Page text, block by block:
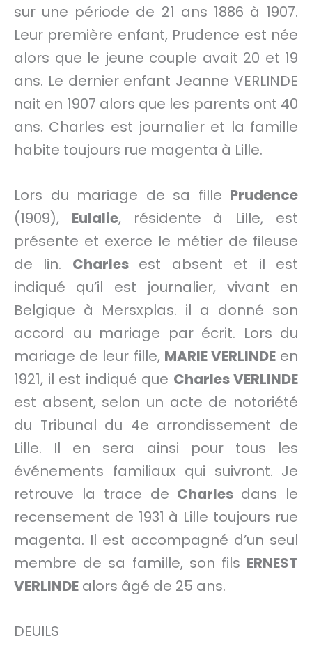
sur une période de 21 ans 1886 à 1907.
Leur première enfant, Prudence est née
alors que le jeune couple avait 20 et 19
ans. Le dernier enfant Jeanne VERLINDE
nait en 1907 alors que les parents ont 40
ans. Charles est journalier et la famille
habite toujours rue magenta à Lille.
Lors du mariage de sa fille Prudence
(1909), Eulalie, résidente à Lille, est
présente et exerce le métier de fileuse
de lin. Charles est absent et il est
indiqué qu’il est journalier, vivant en
Belgique à Mersxplas. il a donné son
accord au mariage par écrit. Lors du
mariage de leur fille, MARIE VERLINDEen
1921, il est indiqué que Charles VERLINDE
est absent, selon un acte de notoriété
du Tribunal du 4e arrondissement de
Lille. Il en sera ainsi pour tous les
événements familiaux qui suivront. Je
retrouve la trace de Charles dans le
recensement de 1931 à Lille toujours rue
magenta. Il est accompagné d’un seul
membre de sa famille, son fils ERNEST
VERLINDE alors âgé de 25 ans.
DEUILS